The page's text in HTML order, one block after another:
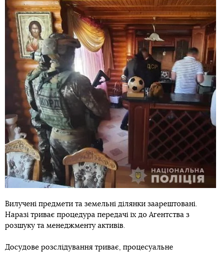
Вилучені предмети та земельні ділянки заарештовані.
Наразі триває процедура передачі їх до Агентства з
розшуку та менеджменту активів.
Досудове розслідування триває, процесуальне